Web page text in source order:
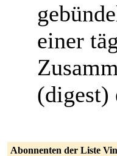
einer
(digest)
Abonnenten der Liste